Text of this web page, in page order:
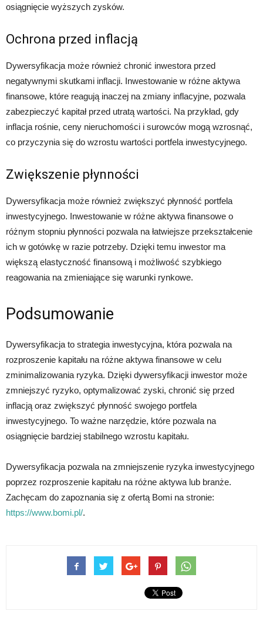
osiągnięcie wyższych zysków.
Ochrona przed inflacją
Dywersyfikacja może również chronić inwestora przed
negatywnymi skutkami inflacji. Inwestowanie w różne aktywa
finansowe, które reagują inaczej na zmiany inflacyjne, pozwala
zabezpieczyć kapitał przed utratą wartości. Na przykład, gdy
inflacja rośnie, ceny nieruchomości i surowców mogą wzrosnąć,
co przyczynia się do wzrostu wartości portfela inwestycyjnego.
Zwiększenie płynności
Dywersyfikacja może również zwiększyć płynność portfela
inwestycyjnego. Inwestowanie w różne aktywa finansowe o
różnym stopniu płynności pozwala na łatwiejsze przekształcenie
ich w gotówkę w razie potrzeby. Dzięki temu inwestor ma
większą elastyczność finansową i możliwość szybkiego
reagowania na zmieniające się warunki rynkowe.
Podsumowanie
Dywersyfikacja to strategia inwestycyjna, która pozwala na
rozproszenie kapitału na różne aktywa finansowe w celu
zminimalizowania ryzyka. Dzięki dywersyfikacji inwestor może
zmniejszyć ryzyko, optymalizować zyski, chronić się przed
inflacją oraz zwiększyć płynność swojego portfela
inwestycyjnego. To ważne narzędzie, które pozwala na
osiągnięcie bardziej stabilnego wzrostu kapitału.
Dywersyfikacja pozwala na zmniejszenie ryzyka inwestycyjnego
poprzez rozproszenie kapitału na różne aktywa lub branże.
Zachęcam do zapoznania się z ofertą Bomi na stronie:
https://www.bomi.pl/.